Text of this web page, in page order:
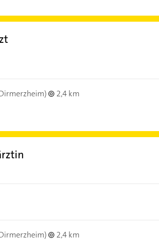
2,4 km
2,4 km